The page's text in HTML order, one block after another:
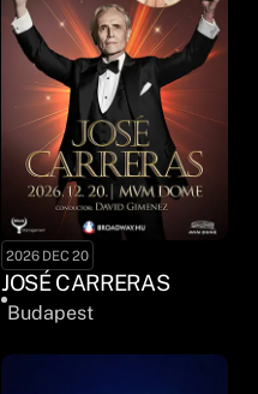
2026 DEC 20
JOSÉ CARRERAS
Budapest